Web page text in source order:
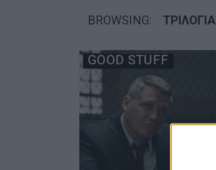
BROWSING: ΤΡΙΛΟΓΙΑ
GOOD STUFF